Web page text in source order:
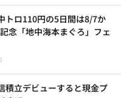
トロ110円の5日間は8/7か
念「地中海本まぐろ」フェ
積立デビューすると現金プ